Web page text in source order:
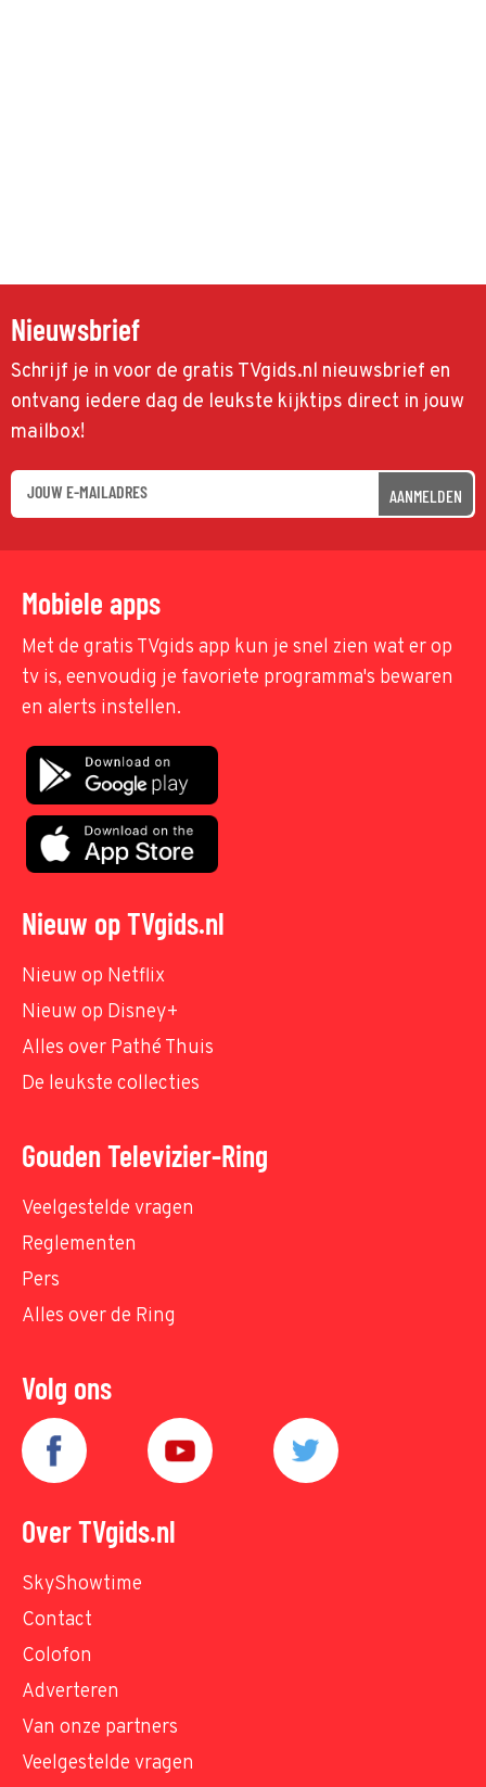
Nieuwsbrief
Schrijf je in voor de gratis TVgids.nl nieuwsbrief en
ontvang iedere dag de leukste kijktips direct in jouw
mailbox!
AANMELDEN
Mobiele apps
Met de gratis TVgids app kun je snel zien wat er op
tv is, eenvoudig je favoriete programma's bewaren
en alerts instellen.
Nieuw op TVgids.nl
Nieuw op Netflix
Nieuw op Disney+
Alles over Pathé Thuis
De leukste collecties
Gouden Televizier-Ring
Veelgestelde vragen
Reglementen
Pers
Alles over de Ring
Volg ons
Over TVgids.nl
SkyShowtime
Contact
Colofon
Adverteren
Van onze partners
Veelgestelde vragen